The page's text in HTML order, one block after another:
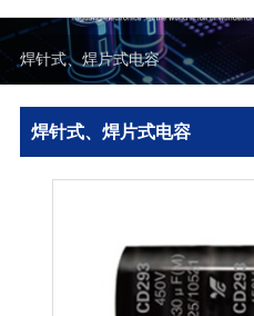
焊针式、焊片式电容
焊针式、焊片式电容